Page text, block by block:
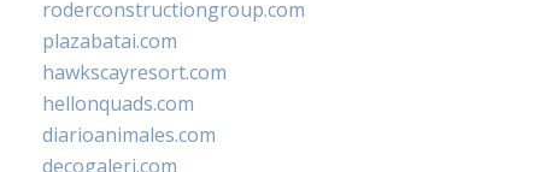
roderconstructiongroup.com
plazabatai.com
hawkscayresort.com
hellonquads.com
diarioanimales.com
decogaleri.com